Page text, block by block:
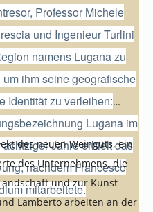
Lugana produzierte!
Professor Michele
und Ingenieur Turlini
namens Lugana zu
ihm seine geografische
Identität zu verleihen:
Lugana im
achtziger Jahre erhielt das
nachdem Francesco
mitarbeitete.
des neuen Weinguts, ein
des Unternehmens, die
und zur Kunst
Lamberto arbeiten an der